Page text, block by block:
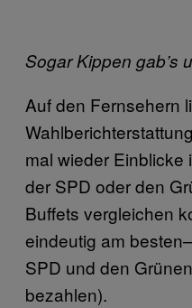
Sogar Kippen gab’s
Auf den Fernsehern
mal wieder Einblicke
der SPD oder den
Buffets vergleichen
eindeutig am
SPD und den
bezahlen).